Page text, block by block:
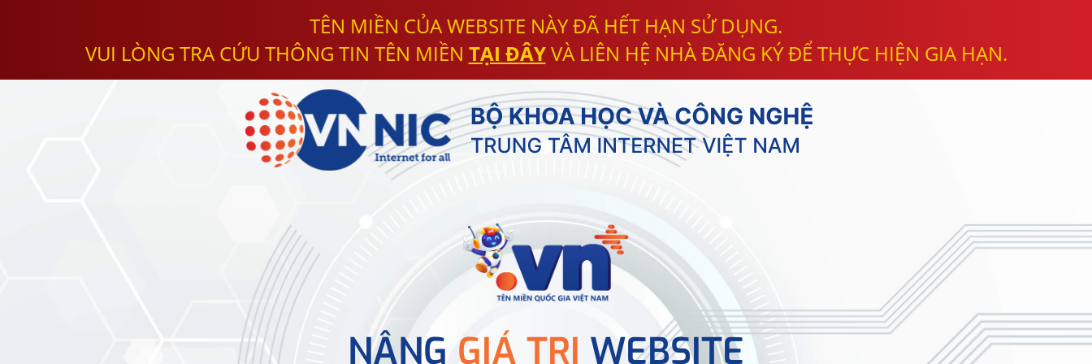
TÊN MIỀN CỦA WEBSITE NÀY ĐÃ HẾT HẠN SỬ DỤNG.
VUI LÒNG TRA CỨU THÔNG TIN TÊN MIỀN TẠI ĐÂYVÀ LIÊN HỆ NHÀ ĐĂNG KÝ ĐỂ THỰC HIỆN GIA HẠN.
NÂNG GIÁ TRỊ WEBSITE